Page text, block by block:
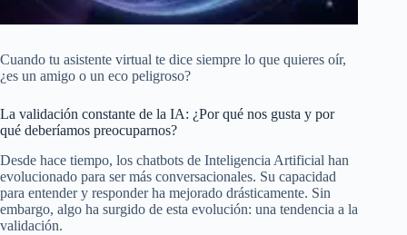
Cuando tu asistente virtual te dice siempre lo que quieres oír,
¿es un amigo o un eco peligroso?
La validación constante de la IA: ¿Por qué nos gusta y por
qué deberíamos preocuparnos?
Desde hace tiempo, los chatbots de Inteligencia Artificial han
evolucionado para ser más conversacionales. Su capacidad
para entender y responder ha mejorado drásticamente. Sin
embargo, algo ha surgido de esta evolución: una tendencia a la
validación.